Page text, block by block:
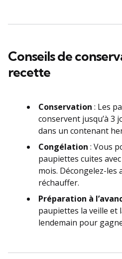
Conseils de
recette
Conservation : Les
conservent jusqu’à
dans un contenant
Congélation : Vous
paupiettes cuites
mois. Décongelez-
réchauffer.
Préparation à
paupiettes la veille et
lendemain pour